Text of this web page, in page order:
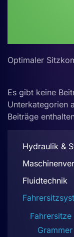
Optimaler
Es gibt keine
Unterkategorien
Beiträge
Hydraulik &
Fluidtechnik
Fahrersitze
Grammer